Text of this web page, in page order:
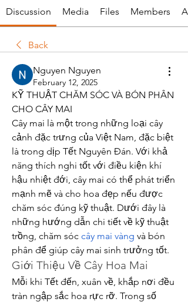
Discussion Media Files Members
Back
Nguyen Nguyen
February 12, 2025
KỸ THUẬT CHĂM SÓC VÀ BÓN PHÂN
CHO CÂY MAI
Cây mai là một trong những loại cây
cảnh đặc trưng của Việt Nam, đặc biệt
là trong dịp Tết Nguyên Đán. Với khả
năng thích nghi tốt với điều kiện khí
hậu nhiệt đới, cây mai có thể phát triển
mạnh mẽ và cho hoa đẹp nếu được
chăm sóc đúng kỹ thuật. Dưới đây là
những hướng dẫn chi tiết về kỹ thuật
trồng, chăm sóc cây mai vàng và bón
phân để giúp cây mai sinh trưởng tốt.
Giới Thiệu Về Cây Hoa Mai
Mỗi khi Tết đến, xuân về, khắp nơi đều
tràn ngập sắc hoa rực rỡ. Trong số